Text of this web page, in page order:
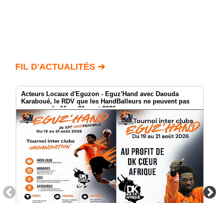
Agenda
Gazette
Prémium
Inscription
annuaire
pro
FIL D'ACTUALITÉS ➔
Acteurs Locaux d'Eguzon - Eguz'Hand avec Daouda
Karaboué, le RDV que les HandBalleurs ne peuvent pas
manquer du 16 au 21 aout 2026